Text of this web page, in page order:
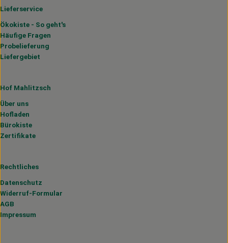
Lieferservice
Ökokiste - So geht's
Häufige Fragen
Probelieferung
Liefergebiet
Hof Mahlitzsch
Über uns
Hofladen
Bürokiste
Zertifikate
Rechtliches
Datenschutz
Widerruf-Formular
AGB
Impressum